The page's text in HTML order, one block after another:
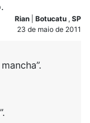
Rian Botucatu , SP
23 de maio de 2011